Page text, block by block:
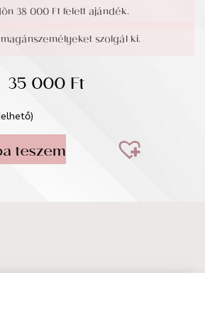
38 000 Ft felett ajándék.
szolgál ki.
35 000Ft
teszem